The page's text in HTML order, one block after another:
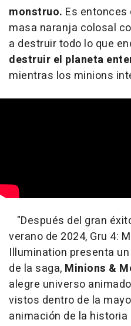
monstruo. Es entonces
masa naranja colosal
a destruir todo lo que
destruir el planeta
mientras los minions
"Después del gran
verano de 2024, Gru 4:
Illumination presenta
de la saga, Minions &
alegre universo
vistos dentro de la
animación de la historia